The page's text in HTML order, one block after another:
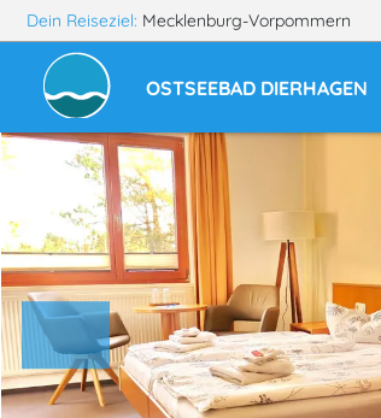
Dein Reiseziel: Mecklenburg-Vorpommern
OSTSEEBAD DIERHAGEN